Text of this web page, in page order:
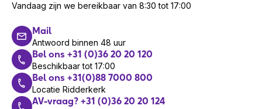
• 2N IP Verso 2.0 hoofdunit (alleen audio)
variant)
• Installatiemateriaal
• Beknopte installatiehandleiding
Specificaties 2N IP Verso 2.0 Hoofdunit
Audio
Vandaag zijn we bereikbaar van 8:30 tot 17:00
Mail
Antwoord binnen 48 uur
Bel ons +31 (0)36 20 20 120
Beschikbaar tot 17:00
Bel ons +31(0)88 7000 800
Locatie Ridderkerk
AV-vraag? +31 (0)36 20 20 124